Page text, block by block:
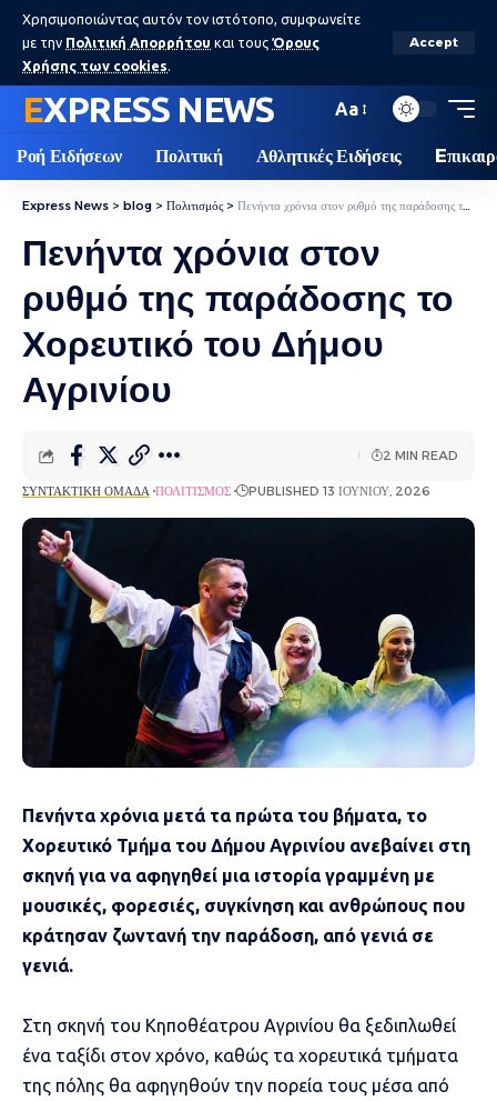
Χρησιμοποιώντας αυτόν τον ιστότοπο, συμφωνείτε
με την Πολιτική Απορρήτου και τους Όρους
Χρήσης των cookies.
Accept
EXPRESS NEWS Aa
Ροή Ειδήσεων Πολιτική Αθλητικές Ειδήσεις
Express News > blog > Πολιτισμός > Πενήντα χρόνια στον ρυθμό της παράδοσης το Χορευτικό του Δήμου Αγρινίου
Πενήντα χρόνια στον
ρυθμό της παράδοσης το
Χορευτικό του Δήμου
Αγρινίου
ΣΥΝΤΑΚΤΙΚΉ ΟΜΆΔΑ ΠΟΛΙΤΙΣΜΌΣ PUBLISHED 13 ΙΟΥΝΊΟΥ, 2026
2 MIN READ
Πενήντα χρόνια μετά τα πρώτα του βήματα, το
Χορευτικό Τμήμα του Δήμου Αγρινίου ανεβαίνει στη
σκηνή για να αφηγηθεί μια ιστορία γραμμένη με
μουσικές, φορεσιές, συγκίνηση και ανθρώπους που
κράτησαν ζωντανή την παράδοση, από γενιά σε
γενιά.
Στη σκηνή του Κηποθέατρου Αγρινίου θα ξεδιπλωθεί
ένα ταξίδι στον χρόνο, καθώς τα χορευτικά τμήματα
της πόλης θα αφηγηθούν την πορεία τους μέσα από